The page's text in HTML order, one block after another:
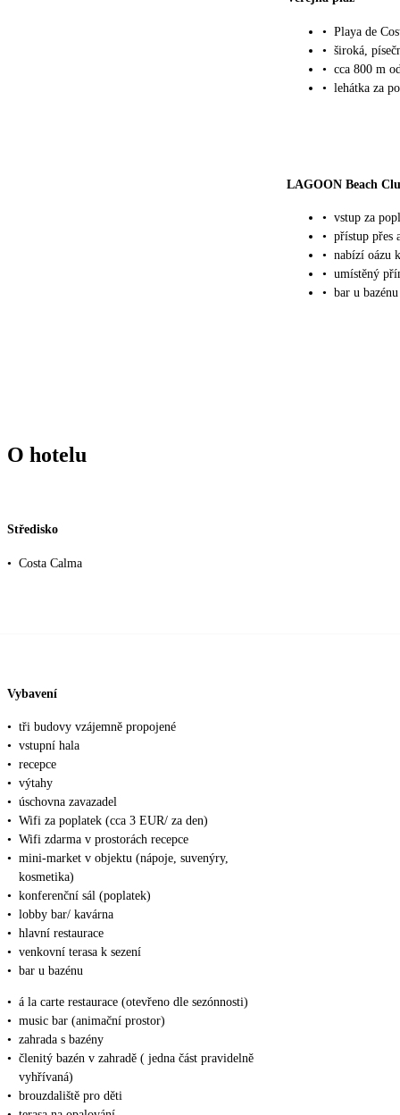
• Playa de
• široká,
• cca 800 m
• lehátka za
LAGOON Beach
• vstup za
• přístup přes
• nabízí oázu
• umístěný
• bar u
O hotelu
Středisko
• Costa Calma
Vybavení
• tři budovy vzájemně propojené
• vstupní hala
• recepce
• výtahy
• úschovna zavazadel
• Wifi za poplatek (cca 3 EUR/ za den)
• Wifi zdarma v prostorách recepce
• mini-market v objektu (nápoje, suvenýry,
kosmetika)
• konferenční sál (poplatek)
• lobby bar/ kavárna
• hlavní restaurace
• venkovní terasa k sezení
• bar u bazénu
• á la carte restaurace (otevřeno dle sezónnosti)
• music bar (animační prostor)
• zahrada s bazény
• členitý bazén v zahradě ( jedna část pravidelně
vyhřívaná)
• brouzdaliště pro děti